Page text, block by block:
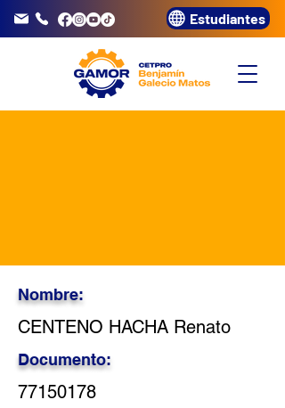
3320072 Estudiantes
Nombre:
CENTENO HACHA Renato
Documento:
77150178